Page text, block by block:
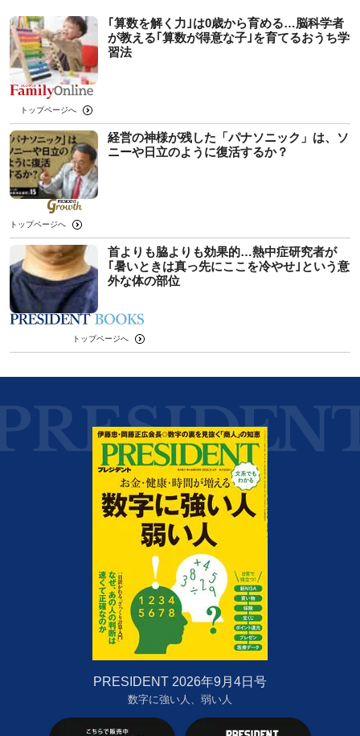
｢算数を解く力｣は0歳から育める…脳科学者
が教える｢算数が得意な子｣を育てるおうち学
習法
トップページへ
経営の神様が残した「パナソニック」は、ソ
ニーや日立のように復活するか？
トップページへ
首よりも脇よりも効果的…熱中症研究者が
｢暑いときは真っ先にここを冷やせ｣という意
外な体の部位
トップページへ
PRESIDENT 2026年9月4日号
数字に強い人、弱い人